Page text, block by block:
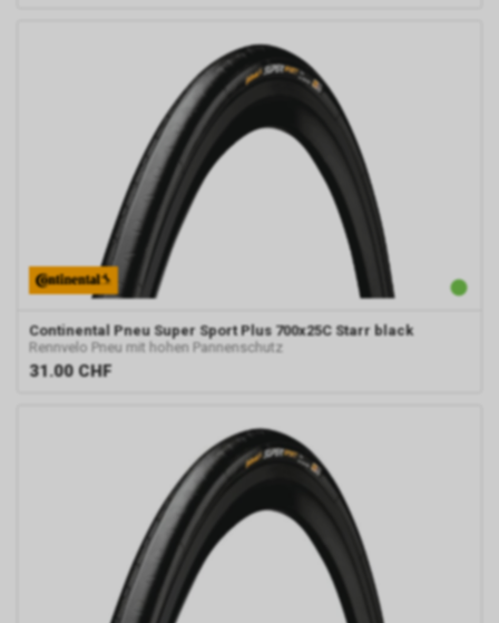
Continental Pneu Super Sport Plus 700x25C Starr black
Rennvelo Pneu mit hohen Pannenschutz
31.00 CHF